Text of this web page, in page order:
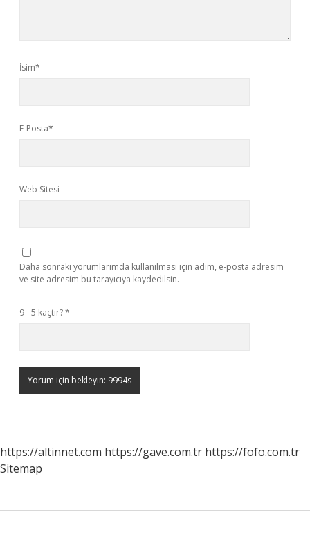
İsim*
E-Posta*
Web Sitesi
Daha sonraki yorumlarımda kullanılması için adım, e-posta adresim
ve site adresim bu tarayıcıya kaydedilsin.
9 - 5 kaçtır?*
https://altinnet.com https://gave.com.tr https://fofo.com.tr
Sitemap